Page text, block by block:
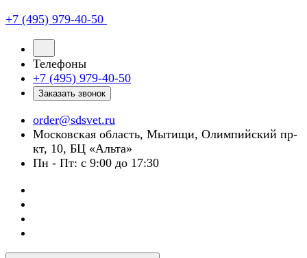
+7 (495) 979-40-50
Телефоны
+7 (495) 979-40-50
Заказать звонок
order@sdsvet.ru
Московская область, Мытищи, Олимпийский пр-
кт, 10, БЦ «Альта»
Пн - Пт: с 9:00 до 17:30